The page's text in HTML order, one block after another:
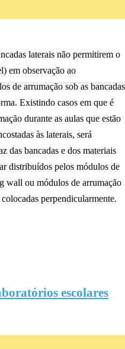
as bancadas, reduzindo o
laterais não permitirem o
em observação ao
de arrumação sob as bancadas
Existindo casos em que é
durante as aulas que estão
às laterais, será
das bancadas e dos materiais
distribuídos pelos módulos de
wall ou módulos de arrumação
perpendicularmente.
escolares